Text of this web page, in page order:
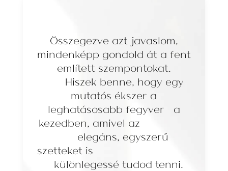
Összegezve azt javaslom,
mindenképp gondold át a fent
említett szempontokat.
Hiszek benne, hogy egy
mutatós ékszer a
leghatásosabb fegyver a
kezedben, amivel az
elegáns, egyszerű
szetteket is
különlegessé tudod tenni.